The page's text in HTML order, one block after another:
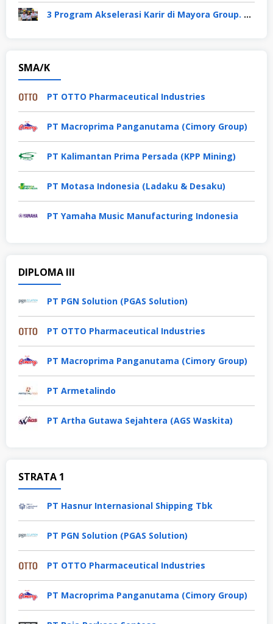
3 Program Akselerasi Karir di Mayora Group. Apa Saja? Berikut Penjelasannya
SMA/K
PT OTTO Pharmaceutical Industries
PT Macroprima Panganutama (Cimory Group)
PT Kalimantan Prima Persada (KPP Mining)
PT Motasa Indonesia (Ladaku & Desaku)
PT Yamaha Music Manufacturing Indonesia
DIPLOMA III
PT PGN Solution (PGAS Solution)
PT OTTO Pharmaceutical Industries
PT Macroprima Panganutama (Cimory Group)
PT Armetalindo
PT Artha Gutawa Sejahtera (AGS Waskita)
STRATA 1
PT Hasnur Internasional Shipping Tbk
PT PGN Solution (PGAS Solution)
PT OTTO Pharmaceutical Industries
PT Macroprima Panganutama (Cimory Group)